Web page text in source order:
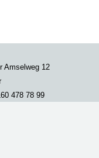
Amselweg 12
478 78 99